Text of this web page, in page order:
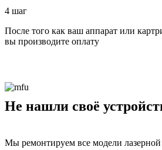
4 шаг
После того как ваш аппарат или
вы производите оплату
Не нашли своё
Мы ремонтируем все модели